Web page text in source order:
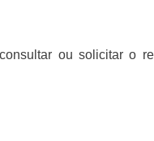
ou solicitar o